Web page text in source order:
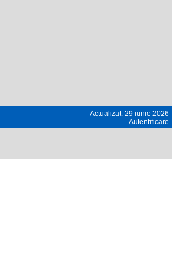
Actualizat: 29 iunie 2026
Autentificare